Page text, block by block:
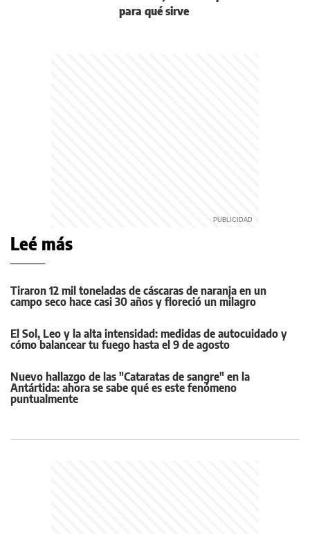
para qué sirve
Leé más
Tiraron 12 mil toneladas de cáscaras de naranja en un
campo seco hace casi 30 años y floreció un milagro
El Sol, Leo y la alta intensidad: medidas de autocuidado y
cómo balancear tu fuego hasta el 9 de agosto
Nuevo hallazgo de las "Cataratas de sangre" en la
Antártida: ahora se sabe qué es este fenómeno
puntualmente